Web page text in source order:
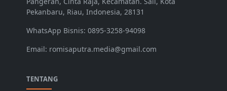
Pekanbaru, Riau, Indonesia, 28131
WhatsApp Bisnis: 0895-3258-94098
Email: romisaputra.media@gmail.com
TENTANG